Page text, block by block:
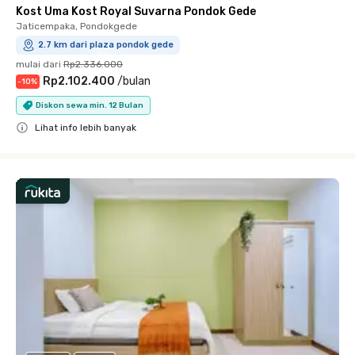
Kost Uma Kost Royal Suvarna Pondok Gede
Jaticempaka, Pondokgede
2.7 km dari plaza pondok gede
mulai dari Rp2.336.000
-10% Rp2.102.400 /bulan
Diskon sewa min. 12 Bulan
Lihat info lebih banyak